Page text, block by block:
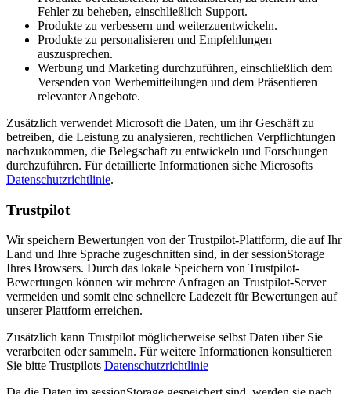
Fehler zu beheben, einschließlich Support.
Produkte zu verbessern und weiterzuentwickeln.
Produkte zu personalisieren und Empfehlungen
auszusprechen.
Werbung und Marketing durchzuführen, einschließlich dem
Versenden von Werbemitteilungen und dem Präsentieren
relevanter Angebote.
Zusätzlich verwendet Microsoft die Daten, um ihr Geschäft zu
betreiben, die Leistung zu analysieren, rechtlichen Verpflichtungen
nachzukommen, die Belegschaft zu entwickeln und Forschungen
durchzuführen. Für detaillierte Informationen siehe Microsofts
Datenschutzrichtlinie.
Trustpilot
Wir speichern Bewertungen von der Trustpilot-Plattform, die auf Ihr
Land und Ihre Sprache zugeschnitten sind, in der sessionStorage
Ihres Browsers. Durch das lokale Speichern von Trustpilot-
Bewertungen können wir mehrere Anfragen an Trustpilot-Server
vermeiden und somit eine schnellere Ladezeit für Bewertungen auf
unserer Plattform erreichen.
Zusätzlich kann Trustpilot möglicherweise selbst Daten über Sie
verarbeiten oder sammeln. Für weitere Informationen konsultieren
Sie bitte Trustpilots Datenschutzrichtlinie